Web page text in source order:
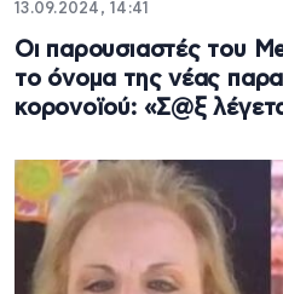
13.09.2024, 14:41
Οι παρουσιαστές του
το όνομα της νέας
κορoνοϊού: «Σ@ξ